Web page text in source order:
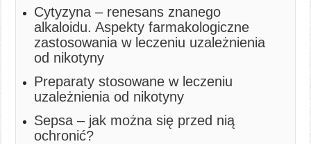
Cytyzyna – renesans znanego
alkaloidu. Aspekty farmakologiczne
zastosowania w leczeniu uzależnienia
od nikotyny
Preparaty stosowane w leczeniu
uzależnienia od nikotyny
Sepsa – jak można się przed nią
ochronić?